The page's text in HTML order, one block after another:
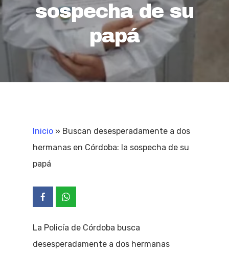
sospecha de su
papá
Inicio » Buscan desesperadamente a dos
hermanas en Córdoba: la sospecha de su
papá
La Policía de Córdoba busca
desesperadamente a dos hermanas